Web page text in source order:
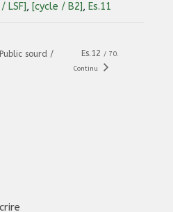
LSF], [cycle / B2], Es.11
sourd /
Es.12/ 70.
Continu